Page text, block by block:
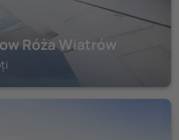
Róża Wiatrów